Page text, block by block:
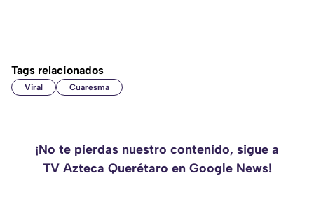
Tags relacionados
Viral Cuaresma
¡No te pierdas nuestro contenido, sigue a
TV Azteca Querétaro en Google News!